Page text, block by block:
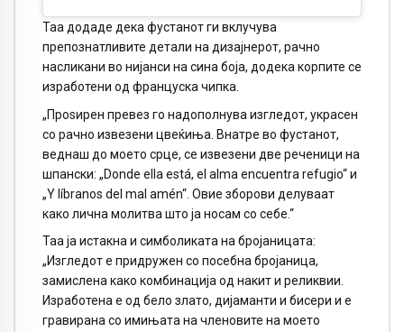
Таа додаде дека фустанот ги вклучува
препознатливите детали на дизајнерот, рачно
насликани во нијанси на сина боја, додека корпите се
изработени од француска чипка.
„Проѕирен превез го надополнува изгледот, украсен
со рачно извезени цвеќиња. Внатре во фустанот,
веднаш до моето срце, се извезени две реченици на
шпански: „Donde ella está, el alma encuentra refugio“ и
„Y líbranos del mal amén“. Овие зборови делуваат
како лична молитва што ја носам со себе.“
Таа ја истакна и симболиката на бројаницата:
„Изгледот е придружен со посебна бројаница,
замислена како комбинација од накит и реликвии.
Изработена е од бело злато, дијаманти и бисери и е
гравирана со имињата на членовите на моето